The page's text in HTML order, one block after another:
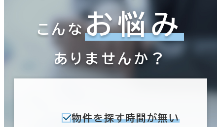
こんなお悩み
ありませんか？
物件を探す時間が無い